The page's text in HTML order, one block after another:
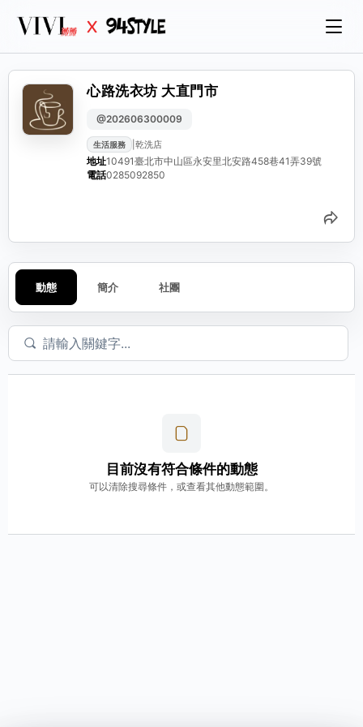
心路洗衣坊 大直門市
@202606300009
生活服務 乾洗店
地址10491臺北市中山區永安里北安路458巷41弄39號
電話0285092850
分
動態 簡介 社團
目前沒有符合條件的動態
可以清除搜尋條件，或查看其他動態範圍。